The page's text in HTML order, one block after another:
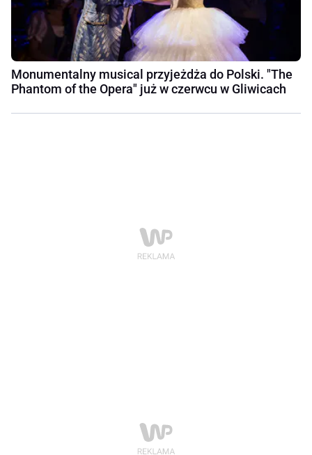
Monumentalny musical przyjeżdża do Polski. "The
Phantom of the Opera" już w czerwcu w Gliwicach